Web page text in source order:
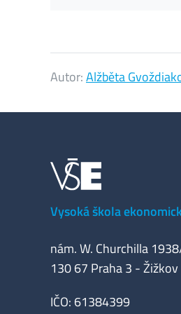
Autor:Alžběta
Vysoká škola
nám. W. Churchilla
130 67 Praha 3 - Žižkov
IČO: 61384399